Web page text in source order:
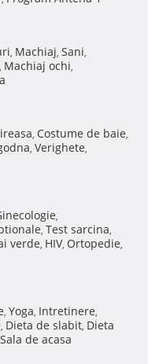
, Machiaj, Sani,
, Machiaj ochi,
, Costume de baie,
, Verighete,
,
, Test sarcina,
verde, HIV, Ortopedie,
, Yoga, Intretinere,
, Dieta de slabit, Dieta
Sala de acasa